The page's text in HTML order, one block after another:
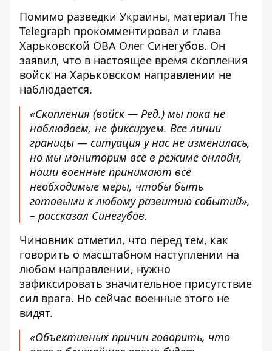
Помимо разведки Украины, материал The
Telegraph прокомментировал и глава
Харьковской ОВА Олег Синегубов. Он
заявил, что в настоящее время скопления
войск на Харьковском направлении не
наблюдается.
«Скопления (войск — Ред.) мы пока не
наблюдаем, не фиксируем. Все линии
границы — ситуация у нас не изменилась,
но мы мониторим всё в режиме онлайн,
наши военные принимают все
необходимые меры, чтобы быть
готовыми к любому развитию событий»,
– рассказал Синегубов.
Чиновник отметил, что перед тем, как
говорить о масштабном наступлении на
любом направлении, нужно
зафиксировать значительное присутствие
сил врага. Но сейчас военные этого не
видят.
«Объективных причин говорить, что